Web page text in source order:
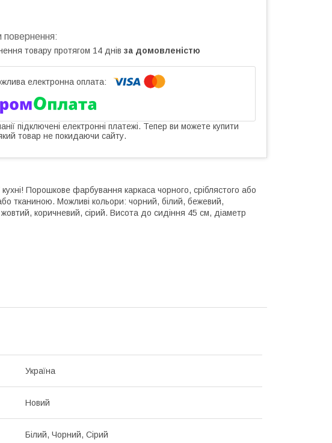
товару протягом 14 днів за домовленістю
підключені електронні платежі. Тепер ви можете купити
товар не покидаючи сайту.
Порошкове фарбування каркаса чорного, сріблястого або
тканиною. Можливі кольори: чорний, білий, бежевий,
коричневий, сірий. Висота до сидіння 45 см, діаметр
Україна
Новий
Білий, Чорний, Сірий